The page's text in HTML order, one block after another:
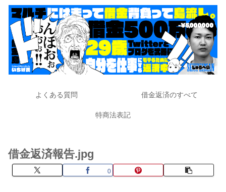
よくある質問 借金返済のすべて
特商法表記
借金返済報告.jpg
0